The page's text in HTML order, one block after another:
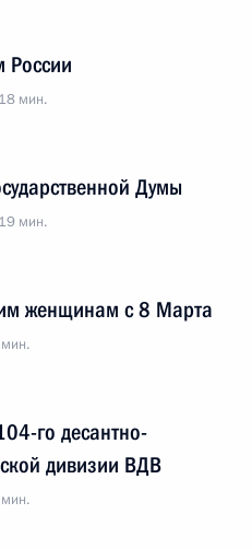
России
мин.
Думы
мин.
женщинам с 8 Марта
го десантно-
дивизии ВДВ